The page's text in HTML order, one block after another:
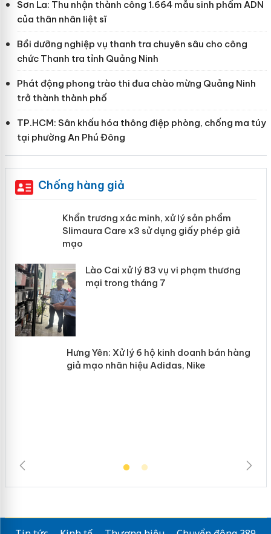
Sơn La: Thu nhận thành công 1.664 mẫu sinh phẩm ADN
của thân nhân liệt sĩ
Bồi dưỡng nghiệp vụ thanh tra chuyên sâu cho công
chức Thanh tra tỉnh Quảng Ninh
Phát động phong trào thi đua chào mừng Quảng Ninh
trở thành thành phố
TP.HCM: Sân khấu hóa thông điệp phòng, chống ma túy
tại phường An Phú Đông
Chống hàng giả
Khẩn trương xác minh, xử lý sản phẩm
Slimaura Care x3 sử dụng giấy phép